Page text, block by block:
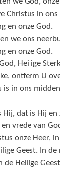
we God,
Christus in
en onze God.
we ons
en onze God.
Heilige
ontferm U
is in ons
Hij, dat is Hij en
en vrede van
onze Heer,
Geest. In de
de Heilige